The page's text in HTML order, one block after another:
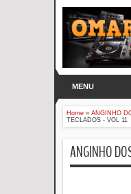
MENU
Home » ANGINHO
TECLADOS - VOL 11
ANGINHO